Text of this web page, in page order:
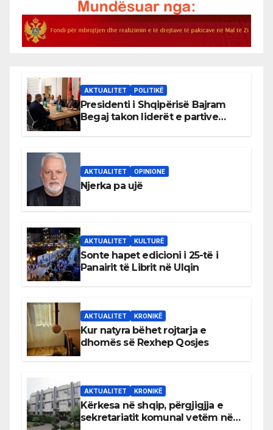
AKTUALITET POLITIKË
Presidenti i Shqipërisë Bajram
Begaj takon liderët e partive
AKTUALITET OPINIONE
Njerka pa ujë
AKTUALITET KULTURË
Sonte hapet edicioni i 25-të i
Panairit të Librit në Ulqin
AKTUALITET KRONIKË
Kur natyra bëhet rojtarja e
dhomës së Rexhep Qosjes
AKTUALITET KRONIKË
Kërkesa në shqip, përgjigjja e
sekretariatit komunal vetëm në